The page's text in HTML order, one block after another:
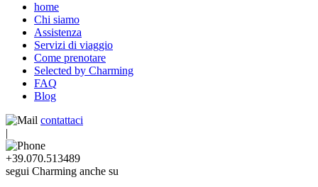
home
Chi siamo
Assistenza
Servizi di viaggio
Come prenotare
Selected by Charming
FAQ
Blog
contattaci
|
+39.070.513489
segui Charming anche su